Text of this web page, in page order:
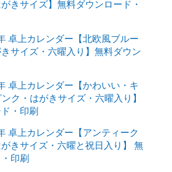
きサイズ】無料ダウンロード・
卓上カレンダー【北欧風ブルー
サイズ・六曜入り】無料ダウン
卓上カレンダー【かわいい・キ
ク・はがきサイズ・六曜入り】
・印刷
卓上カレンダー【アンティーク
きサイズ・六曜と祝日入り】 無
印刷